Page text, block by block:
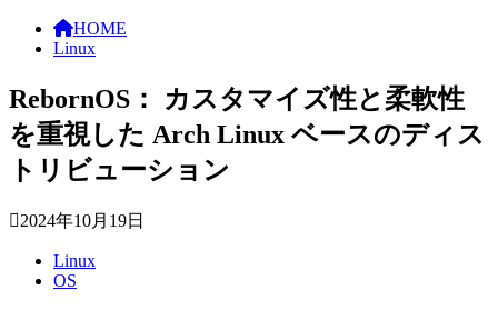
HOME
Linux
RebornOS： カスタマイズ性と柔軟性
を重視した Arch Linux ベースのディス
トリビューション
2024年10月19日
Linux
OS